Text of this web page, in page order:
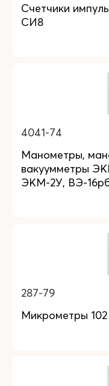
Счетчики
СИ8
4041-74
Манометры,
вакуумметры
ЭКМ-2У, ВЭ-
287-79
Микрометры 102